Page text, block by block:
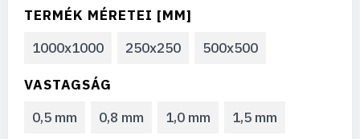
TERMÉK MÉRETEI [MM]
1000x1000
250x250 500x500
VASTAGSÁG
0,5 mm
0,8 mm 1,0 mm 1,5 mm